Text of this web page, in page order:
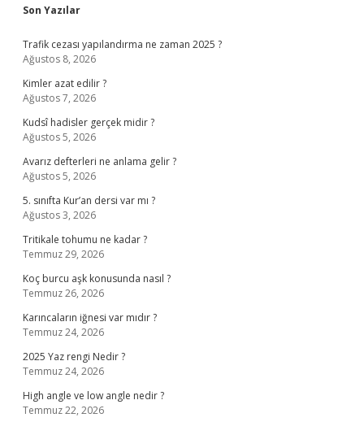
Sidebar
Son Yazılar
Trafik cezası yapılandırma ne zaman 2025 ?
Ağustos 8, 2026
Kimler azat edilir ?
Ağustos 7, 2026
Kudsî hadisler gerçek midir ?
Ağustos 5, 2026
Avarız defterleri ne anlama gelir ?
Ağustos 5, 2026
5. sınıfta Kur’an dersi var mı ?
Ağustos 3, 2026
Tritikale tohumu ne kadar ?
Temmuz 29, 2026
Koç burcu aşk konusunda nasıl ?
Temmuz 26, 2026
Karıncaların iğnesi var mıdır ?
Temmuz 24, 2026
2025 Yaz rengi Nedir ?
Temmuz 24, 2026
High angle ve low angle nedir ?
Temmuz 22, 2026